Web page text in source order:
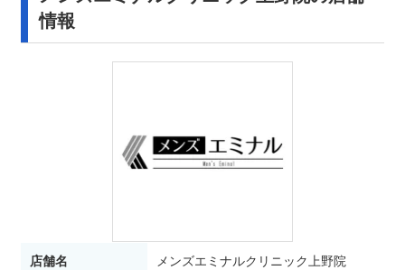
情報
店舗名 メンズエミナルクリニック上野院